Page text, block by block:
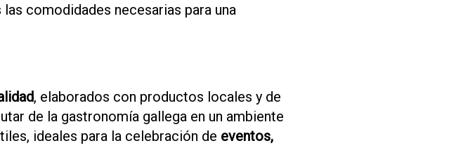
comodidades necesarias para una
, elaborados con productos locales y de
de la gastronomía gallega en un ambiente
ideales para la celebración de eventos,